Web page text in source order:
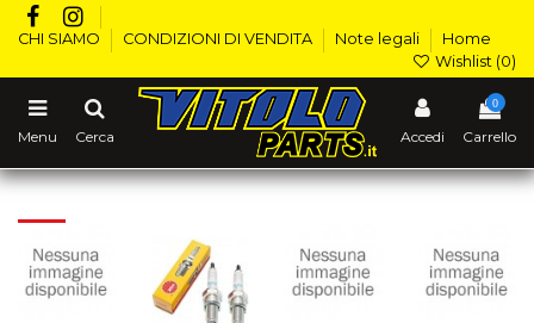
CHI SIAMO CONDIZIONI DI VENDITA Note legali
Home
Wishlist (0)
Menu Cerca Accedi
0
Carrello